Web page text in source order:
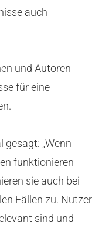
auch
und Autoren
für eine
gesagt: „Wenn
funktionieren
sie auch bei
Fällen zu. Nutzer
sind und